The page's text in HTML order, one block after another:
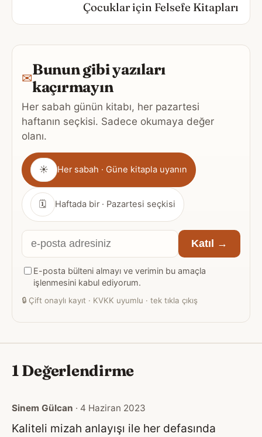
Çocuklar için Felsefe Kitapları
✉Bunun gibi yazıları
kaçırmayın
Her sabah günün kitabı, her pazartesi
haftanın seçkisi. Sadece okumaya değer
olanı.
Gönderim
sıklığı
☀ Her sabah · Güne kitapla uyanın
🗓 Haftada bir · Pazartesi seçkisi
E-
posta
adresiniz
Katıl →
E-posta bülteni almayı ve verimin bu amaçla
işlenmesini kabul ediyorum.
🔒 Çift onaylı kayıt · KVKK uyumlu · tek tıkla çıkış
1 Değerlendirme
Sinem Gülcan · 4 Haziran 2023
Kaliteli mizah anlayışı ile her defasında